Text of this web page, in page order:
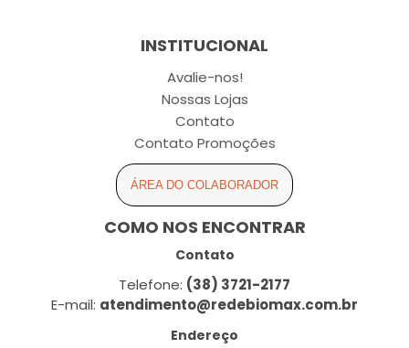
INSTITUCIONAL
Avalie-nos!
Nossas Lojas
Contato
Contato Promoções
ÁREA DO COLABORADOR
COMO NOS ENCONTRAR
Contato
Telefone: (38) 3721-2177
E-mail: atendimento@redebiomax.com.br
Endereço